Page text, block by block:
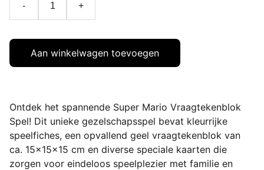
- +
Aan winkelwagen toevoegen
Ontdek het spannende Super Mario Vraagtekenblok
Spel! Dit unieke gezelschapsspel bevat kleurrijke
speelfiches, een opvallend geel vraagtekenblok van
ca. 15x15x15 cm en diverse speciale kaarten die
zorgen voor eindeloos speelplezier met familie en